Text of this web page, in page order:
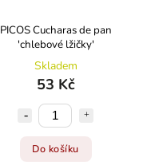
PICOS Cucharas de pan
'chlebové lžičky'
Skladem
53 Kč
Do košíku